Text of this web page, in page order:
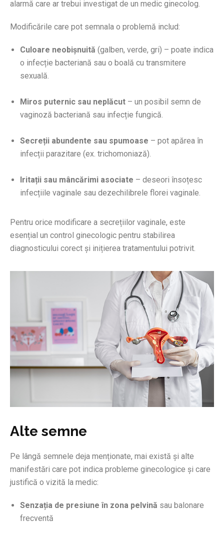
alarmă care ar trebui investigat de un medic ginecolog.
Modificările care pot semnala o problemă includ:
Culoare neobișnuită (galben, verde, gri) – poate indica
o infecție bacteriană sau o boală cu transmitere
sexuală.
Miros puternic sau neplăcut – un posibil semn de
vaginoză bacteriană sau infecție fungică.
Secreții abundente sau spumoase – pot apărea în
infecții parazitare (ex. trichomoniază).
Iritații sau mâncărimi asociate – deseori însoțesc
infecțiile vaginale sau dezechilibrele florei vaginale.
Pentru orice modificare a secrețiilor vaginale, este
esențial un control ginecologic pentru stabilirea
diagnosticului corect și inițierea tratamentului potrivit.
Alte semne
Pe lângă semnele deja menționate, mai există și alte
manifestări care pot indica probleme ginecologice și care
justifică o vizită la medic:
Senzația de presiune în zona pelvină sau balonare
frecventă